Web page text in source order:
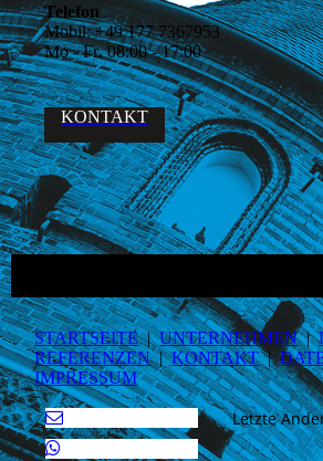
Telefon
Mobil:+49 177 7367953
Mo - Fr.08:00 - 17:00
KONTAKT
STARTSEITE|UNTERNEHMEN|
REFERENZEN|KONTAKT|
IMPRESSUM
Letzte